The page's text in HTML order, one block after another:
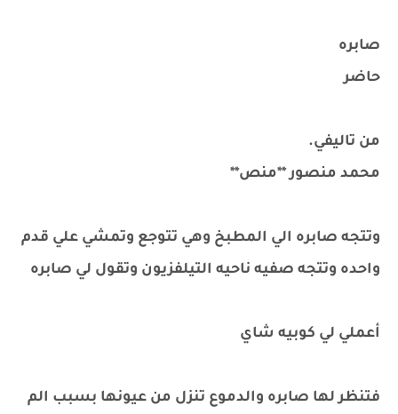
صابره
حاضر
من تاليفي.
محمد منصور **منص**
وتتجه صابره الي المطبخ وهي تتوجع وتمشي علي قدم
واحده وتتجه صفيه ناحيه التيلفزيون وتقول لي صابره
أعملي لي كوبيه شاي
فتنظر لها صابره والدموع تنزل من عيونها بسبب الم